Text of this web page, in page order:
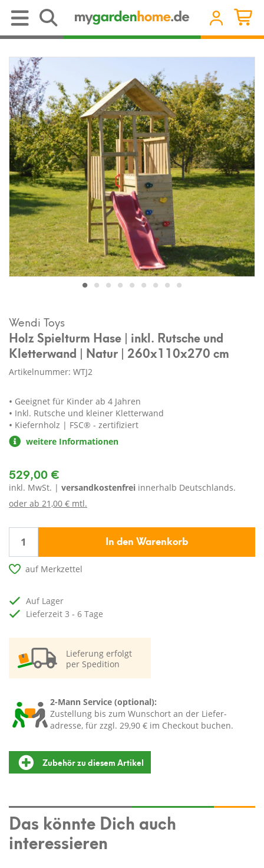
Wendi Toys
Holz Spielturm Hase | inkl. Rutsche und
Kletterwand | Natur | 260x110x270 cm
Artikelnummer: WTJ2
Geeignet für Kinder ab 4 Jahren
Inkl. Rutsche und kleiner Kletterwand
Kiefernholz | FSC® - zertifiziert
weitere Informationen
529,00 €
inkl. MwSt. | versandkostenfrei innerhalb Deutschlands.
oder ab 21,00 € mtl.
In den Warenkorb
auf Merkzettel
auf Lager
Lieferzeit 3 - 6 Tage
Lieferung erfolgt
per Spedition
2-Mann Service (optional):
Zustellung bis zum Wunschort an der Liefer-
adresse, für zzgl. 29,90 € im Checkout buchen.
Zubehör zu diesem Artikel
Das könnte Dich auch
interessieren